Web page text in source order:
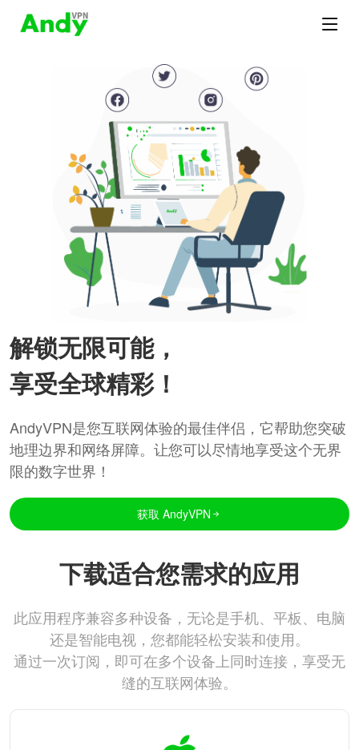
解锁无限可能，
享受全球精彩！
AndyVPN是您互联网体验的最佳伴侣，它帮助您突破
地理边界和网络屏障。让您可以尽情地享受这个无界
限的数字世界！
获取 AndyVPN
下载适合您需求的应用
此应用程序兼容多种设备，无论是手机、平板、电脑
还是智能电视，您都能轻松安装和使用。
通过一次订阅，即可在多个设备上同时连接，享受无
缝的互联网体验。